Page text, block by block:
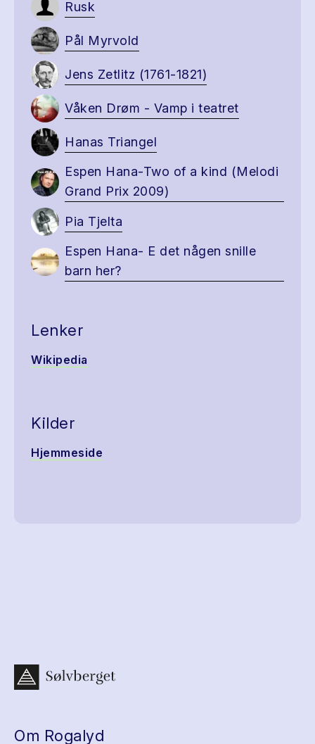
Rusk
Pål Myrvold
Jens Zetlitz (1761-1821)
Våken Drøm - Vamp i teatret
Hanas Triangel
Espen Hana-Two of a kind (Melodi
Grand Prix 2009)
Pia Tjelta
Espen Hana- E det någen snille
barn her?
Lenker
Wikipedia
Kilder
Hjemmeside
Om Rogalyd